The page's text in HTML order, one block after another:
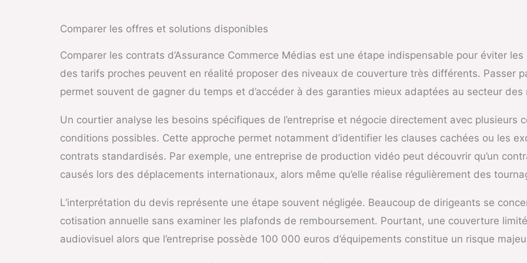
Comparer les offres et solutions disponibles
Comparer les contrats d’Assurance Commerce Médias est une étape indispensable pour éviter
des tarifs proches peuvent en réalité proposer des niveaux de couverture très différents. Passer
permet souvent de gagner du temps et d’accéder à des garanties mieux adaptées au secteur des
Un courtier analyse les besoins spécifiques de l’entreprise et négocie directement avec plusieurs
conditions possibles. Cette approche permet notamment d’identifier les clauses cachées ou les
contrats standardisés. Par exemple, une entreprise de production vidéo peut découvrir qu’un
causés lors des déplacements internationaux, alors même qu’elle réalise régulièrement des
L’interprétation du devis représente une étape souvent négligée. Beaucoup de dirigeants se
cotisation annuelle sans examiner les plafonds de remboursement. Pourtant, une couverture
audiovisuel alors que l’entreprise possède 100 000 euros d’équipements constitue un risque